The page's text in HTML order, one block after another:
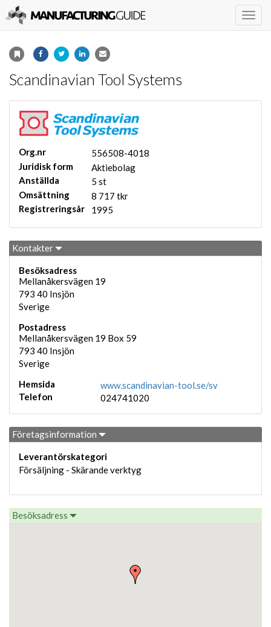
Scandinavian Tool Systems
Org.nr
556508-4018
Juridisk form
Aktiebolag
Anställda
5 st
Omsättning
8 717 tkr
Registreringsår
1995
Kontakter
Besöksadress
Mellanåkersvägen 19
793 40 Insjön
Sverige
Postadress
Mellanåkersvägen 19 Box 59
793 40 Insjön
Sverige
Hemsida
www.scandinavian-tool.se/sv
Telefon
024741020
Företagsinformation
Leverantörskategori
Försäljning - Skärande verktyg
Besöksadress